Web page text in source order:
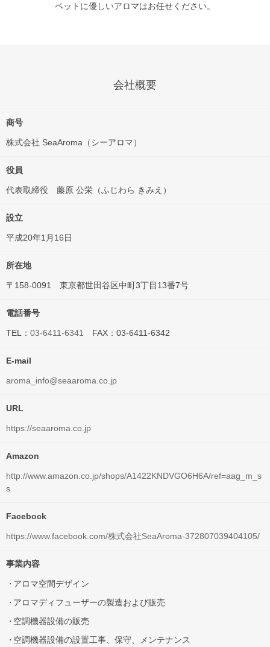
ペットに優しいアロマはお任せください。
会社概要
商号
株式会社 SeaAroma（シーアロマ）
役員
代表取締役 藤原 公栄（ふじわら きみえ）
設立
平成20年1月16日
所在地
〒158-0091 東京都世田谷区中町3丁目13番7号
電話番号
TEL： 03-6411-6341 FAX：03-6411-6342
E-mail
aroma_info@seaaroma.co.jp
URL
https://seaaroma.co.jp
Amazon
http://www.amazon.co.jp/shops/A1422KNDVGO6H6A/ref=aag_m_s
s
Facebock
https://www.facebook.com/株式会社SeaAroma-372807039404105/
事業内容
アロマ空間デザイン
アロマディフューザーの製造および販売
空調機器設備の販売
空調機器設備の設置工事、保守、メンテナンス